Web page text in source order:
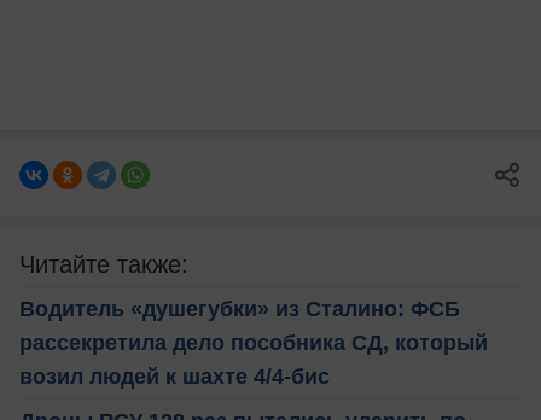
Читайте также:
Водитель «душегубки» из Сталино: ФСБ
рассекретила дело пособника СД, который
возил людей к шахте 4/4-бис